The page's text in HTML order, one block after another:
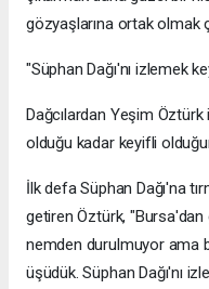
gözyaşlarına ortak olmak
"Süphan Dağı'nı izlemek
Dağcılardan Yeşim Öztürk
olduğu kadar keyifli
İlk defa Süphan Dağı'na
getiren Öztürk, "Bursa'dan
nemden durulmuyor ama
üşüdük. Süphan Dağı'nı